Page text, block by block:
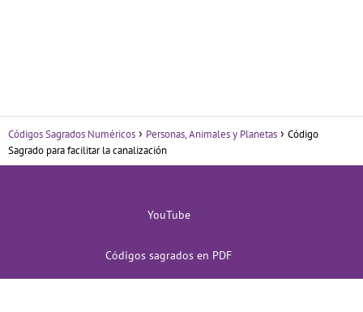
Códigos Sagrados Numéricos Personas, Animales y Planetas
Código
Sagrado para facilitar la canalización
YouTube
Códigos sagrados en PDF